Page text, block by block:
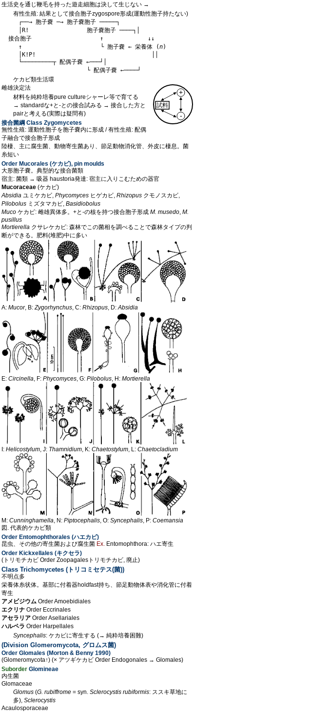
生活史を通じ鞭毛を持った遊走細胞は決して生じない →
有性生殖: 結果として接合胞子zygospore形成(運動性胞子持たない)
     ┌──→ 胞子嚢 ─→ 胞子嚢胞子 ─────┐
     │R!                 胞子嚢胞子 ────┐│
  接合胞子                    ↑             ↓↓
     ↑                       └ 胞子嚢 ← 栄養体 (
n)
     │K!P!                                  ││
     └─────────┬ 配偶子嚢 ←───┘│
ケカビ類生活環
試料
+
-
雌雄決定法
材料を純粋培養pure cultureシャーレ等で育てる
→ standardな+と-との接合試みる → 接合した方と
pairと考える(実際は疑問有)
接合菌綱 Class Zygomycetes
無性生殖: 運動性胞子を胞子嚢内に形成 / 有性生殖: 配偶
子融合で接合胞子形成
陸棲、主に腐生菌、動物寄生菌あり、節足動物消化管、外皮に棲息。菌
糸短い
Order Mucorales (ケカビ), pin moulds
大形胞子嚢。典型的な接合菌類
宿主: 菌類 → 吸器 haustoria発達: 宿主に入りこむための器官
Mucoraceae (ケカビ)
Absidia ユミケカビ, Phycomyces ヒゲカビ, Rhizopus クモノスカビ,
Pilobolus ミズタマカビ, Basidiobolus
Muco ケカビ: 雌雄異体多。+と-の核を持つ接合胞子形成 M. musedo, M.
pusillus
Mortierella クサレケカビ: 森林でこの菌相を調べることで森林タイプの判
断ができる。肥料(堆肥)中に多い
A: Mucor, B:Zygorhynchus, C: Rhizopus, D:Absidia
E: Circinella, F: Phycomyces, G: Pilobolus, H: Mortierella
I: Helicostylum, J: Thamnidium, K: Chaetostylum, L: Chaetocladium
M: Cunninghamella, N: Piptocephalis, O: Syncephalis, P: Coemansia
図. 代表的ケカビ類
Order Entomophthorales (ハエカビ)
昆虫、その他の寄生菌および腐生菌 Ex. Entomophthora: ハエ寄生
Order Kickxellales (キクセラ)
(トリモチカビ Order Zoopagalesトリモチカビ, 廃止)
Class Trichomycetes (トリコミセテス(菌))
不明点多
栄養体糸状体。基部に付着器holdfast持ち、節足動物体表や消化管に付着
寄生
アメビジウム Order Amoebidiales
エクリナ Order Eccrinales
アセラリア Order Asellariales
ハルペラ Order Harpellales
Syncephalis: ケカビに寄生する (→ 純粋培養困難)
(Division Glomeromycota, グロムス菌)
Order Glomales (Morton & Benny 1990)
(Glomeromycota↑) (× アツギケカビ Order Endogonales → Glomales)
Suborder Glomineae
内生菌
Glomaceae
Glomus (G. rubiffrome = syn. Sclerocystis rubiformis: ススキ草地に
多), Sclerocystis
Acaulosporaceae